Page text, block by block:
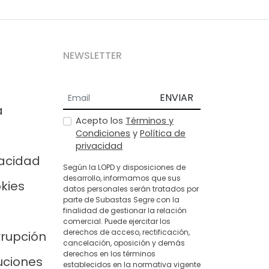
NEWSLETTER
ENVIAR
Acepto los Términos y
Condiciones yPolítica de
privacidad
Según la LOPD y disposiciones de
desarrollo, informamos que sus
datos personales serán tratados por
parte de Subastas Segre con la
finalidad de gestionar la relación
comercial. Puede ejercitar los
derechos de acceso, rectificación,
cancelación, oposición y demás
derechos en los términos
establecidos en la normativa vigente